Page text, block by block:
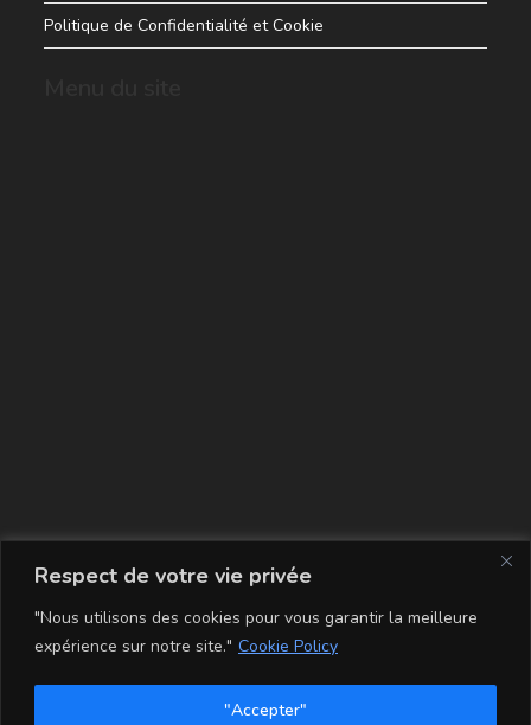
Respect de votre vie privée
"Nous utilisons des cookies pour vous garantir la meilleure
expérience sur notre site." Cookie Policy
"Accepter"
Politique de Confidentialité et Cookie
La carte